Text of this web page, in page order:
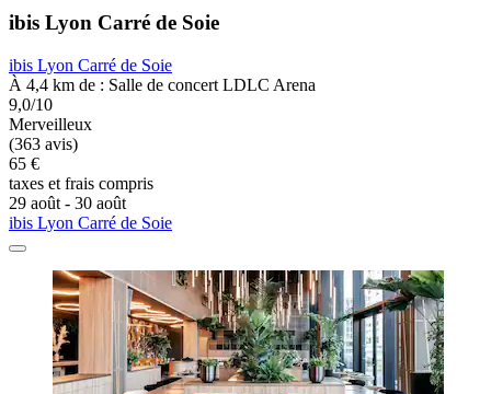
ibis Lyon Carré de Soie
ibis Lyon Carré de Soie
À 4,4 km de : Salle de concert LDLC Arena
9,0/10
Merveilleux
(363 avis)
65 €
taxes et frais compris
29 août - 30 août
ibis Lyon Carré de Soie